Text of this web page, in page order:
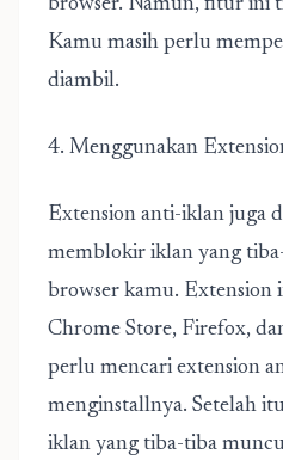
browser. Namun, fitur ini
Kamu masih perlu
diambil.
4. Menggunakan
Extension anti-iklan juga
memblokir iklan yang
browser kamu. Extension
Chrome Store, Firefox,
perlu mencari extension
menginstallnya. Setelah
iklan yang tiba-tiba